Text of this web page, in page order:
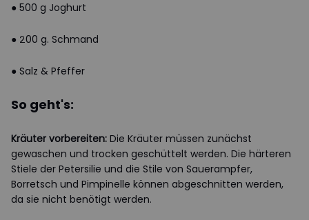
● 500 g Joghurt
● 200 g. Schmand
● Salz & Pfeffer
So geht's:
Kräuter vorbereiten: Die Kräuter müssen zunächst
gewaschen und trocken geschüttelt werden. Die härteren
Stiele der Petersilie und die Stile von Sauerampfer,
Borretsch und Pimpinelle können abgeschnitten werden,
da sie nicht benötigt werden.